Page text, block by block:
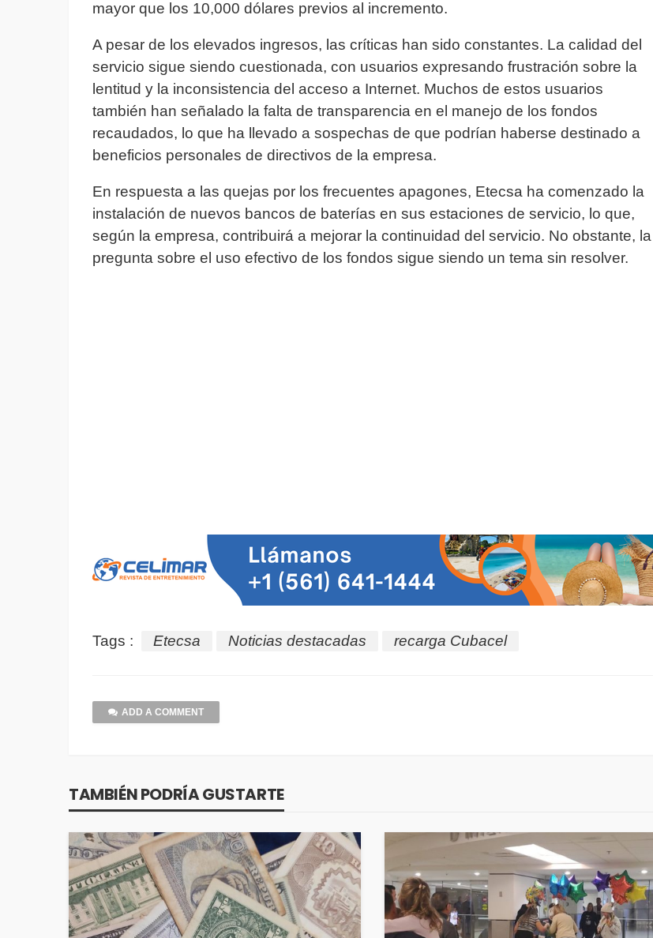
mayor que los 10,000 dólares previos al incremento.
A pesar de los elevados ingresos, las críticas han sido constantes. La calidad del
servicio sigue siendo cuestionada, con usuarios expresando frustración sobre la
lentitud y la inconsistencia del acceso a Internet. Muchos de estos usuarios
también han señalado la falta de transparencia en el manejo de los fondos
recaudados, lo que ha llevado a sospechas de que podrían haberse destinado a
beneficios personales de directivos de la empresa.
En respuesta a las quejas por los frecuentes apagones, Etecsa ha comenzado la
instalación de nuevos bancos de baterías en sus estaciones de servicio, lo que,
según la empresa, contribuirá a mejorar la continuidad del servicio. No obstante, la
pregunta sobre el uso efectivo de los fondos sigue siendo un tema sin resolver.
Tags : Etecsa Noticias destacadas recarga Cubacel
ADD A COMMENT
TAMBIÉN PODRÍA GUSTARTE